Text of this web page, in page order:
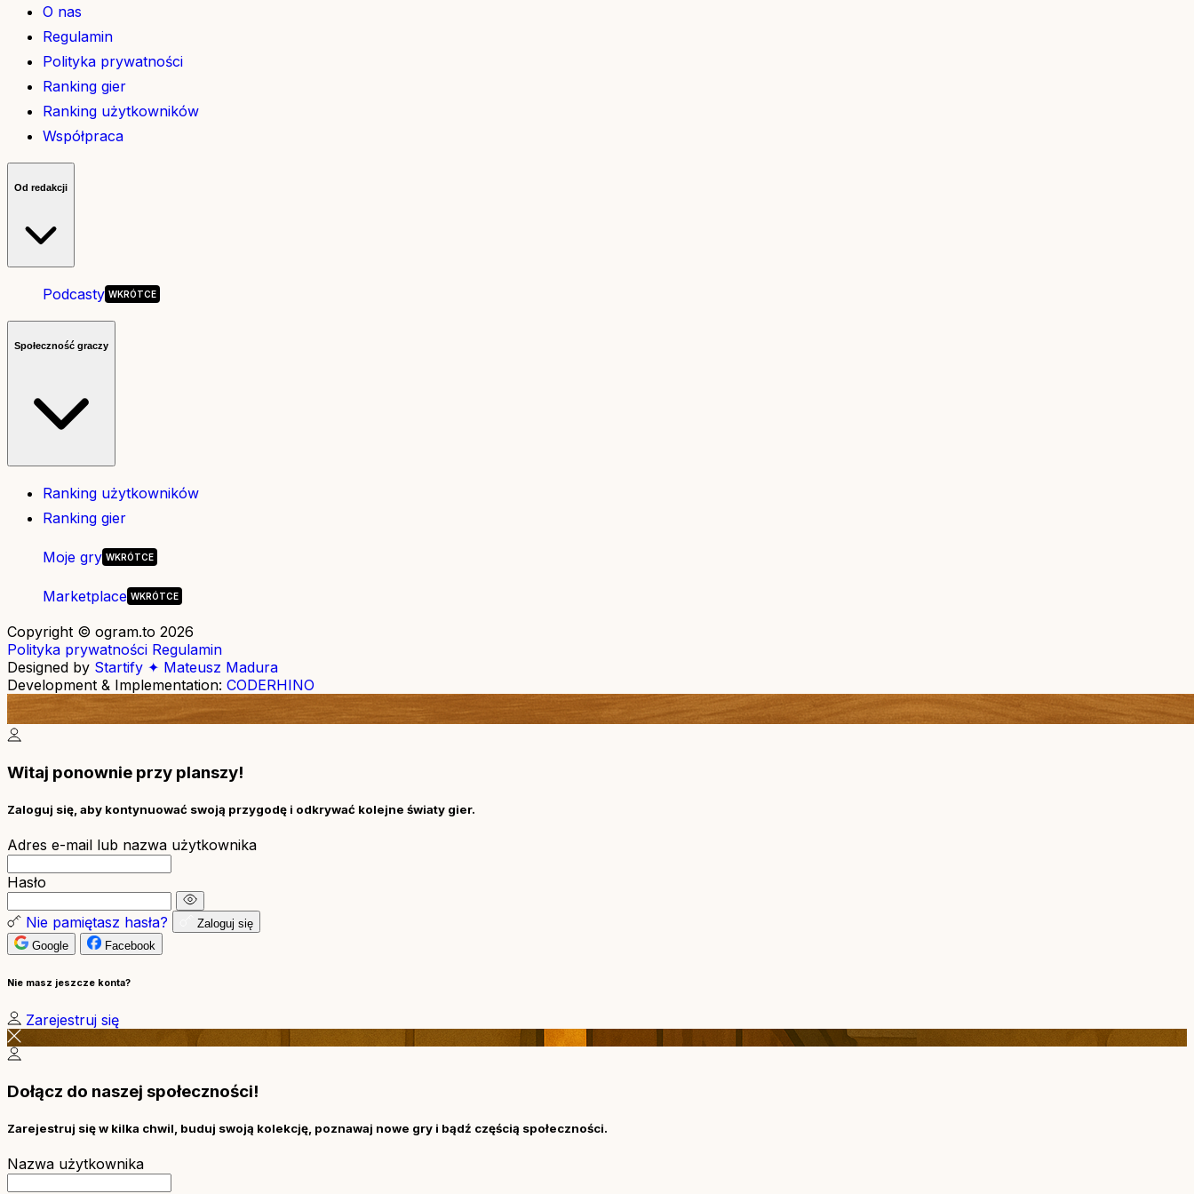
O nas
Regulamin
Polityka prywatności
Ranking gier
Ranking użytkowników
Współpraca
Od redakcji
Podcasty
Społeczność graczy
Ranking użytkowników
Ranking gier
Moje gry
Marketplace
Copyright © ogram.to 2026
Polityka prywatności Regulamin
Designed by Startify ✦ Mateusz Madura
Development & Implementation: CODERHINO
Witaj ponownie przy planszy!
Zaloguj się, aby kontynuować swoją przygodę i odkrywać kolejne światy gier.
Adres e-mail lub nazwa użytkownika
Hasło
Nie pamiętasz hasła?
Zaloguj się
Google
Facebook
Nie masz jeszcze konta?
Zarejestruj się
Dołącz do naszej społeczności!
Zarejestruj się w kilka chwil, buduj swoją kolekcję, poznawaj nowe gry i bądź częścią społeczności.
Nazwa użytkownika